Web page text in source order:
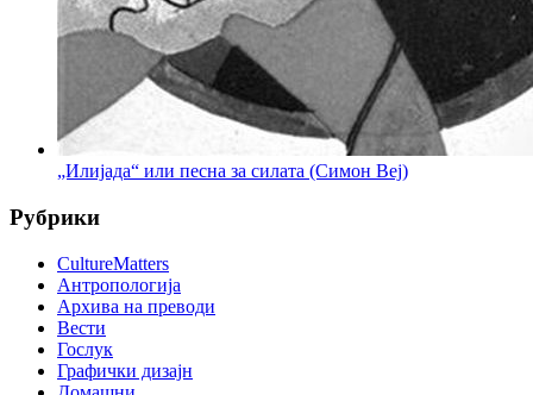
„Илијада“ или песна за силата (Симон Веј)
Рубрики
CultureMatters
Антропологија
Архива на преводи
Вести
Гослук
Графички дизајн